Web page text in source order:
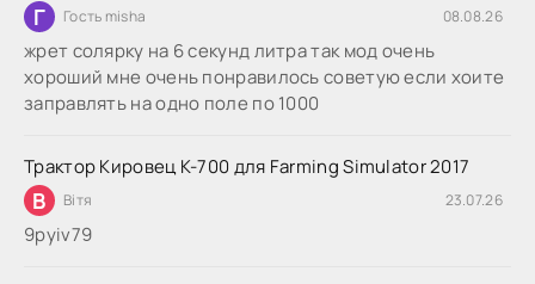
Г Гость misha 08.08.26
жрет солярку на 6 секунд литра так мод очень
хороший мне очень понравилось советую если хоите
заправлять на одно поле по 1000
Трактор Кировец К-700 для Farming Simulator 2017
В Вітя 23.07.26
9руіv79